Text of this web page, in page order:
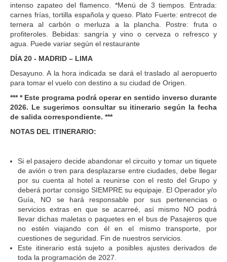
intenso zapateo del flamenco. *Menú de 3 tiempos. Entrada:
carnes frías, tortilla española y queso. Plato Fuerte: entrecot de
ternera al carbón o merluza a la plancha. Postre: fruta o
profiteroles. Bebidas: sangría y vino o cerveza o refresco y
agua. Puede variar según el restaurante
DÍA 20 - MADRID – LIMA
Desayuno. A la hora indicada se dará el traslado al aeropuerto
para tomar el vuelo con destino a su ciudad de Origen.
*** * Este programa podrá operar en sentido inverso durante
2026. Le sugerimos consultar su itinerario según la fecha
de salida correspondiente. ***
NOTAS DEL ITINERARIO:
Si el pasajero decide abandonar el circuito y tomar un tiquete
de avión o tren para desplazarse entre ciudades, debe llegar
por su cuenta al hotel a reunirse con el resto del Grupo y
deberá portar consigo SIEMPRE su equipaje. El Operador y/o
Guía, NO se hará responsable por sus pertenencias o
servicios extras en que se acarreé, así mismo NO podrá
llevar dichas maletas o paquetes en el bus de Pasajeros que
no estén viajando con él en el mismo transporte, por
cuestiones de seguridad. Fin de nuestros servicios.
Este itinerario está sujeto a posibles ajustes derivados de
toda la programación de 2027.